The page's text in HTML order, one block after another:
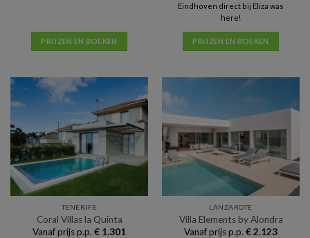
PRIJZEN EN BOEKEN
Eindhoven direct bij Eliza was
here!
PRIJZEN EN BOEKEN
TENERIFE
Coral Villas la Quinta
Vanaf prijs p.p. € 1.301
LANZAROTE
Villa Elements by Alondra
Vanaf prijs p.p. €2.123